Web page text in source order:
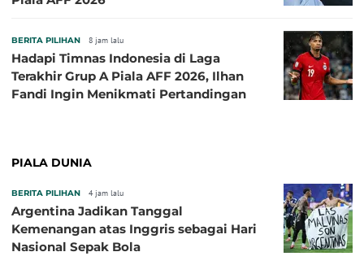
BERITA PILIHAN 8 jam lalu
Hadapi Timnas Indonesia di Laga
Terakhir Grup A Piala AFF 2026, Ilhan
Fandi Ingin Menikmati Pertandingan
PIALA DUNIA
BERITA PILIHAN 4 jam lalu
Argentina Jadikan Tanggal
Kemenangan atas Inggris sebagai Hari
Nasional Sepak Bola